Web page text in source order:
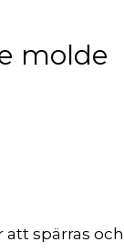
molde
spärras och